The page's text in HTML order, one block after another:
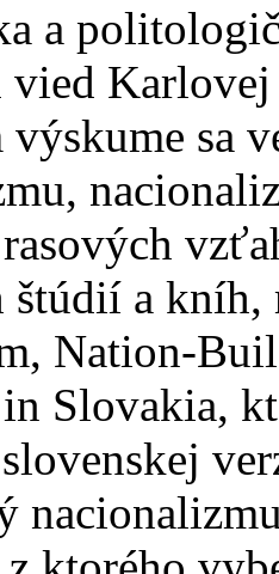
a
vied
sa
štúdií a
Nation-
Slovakia,